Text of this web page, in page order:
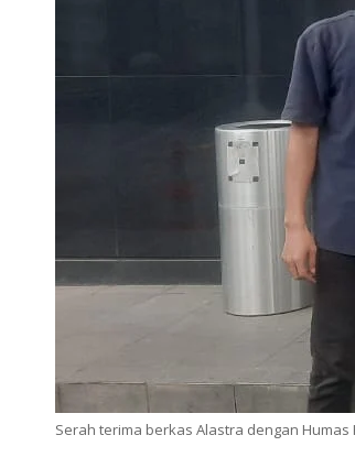
Serah terima berkas Alastra dengan Humas